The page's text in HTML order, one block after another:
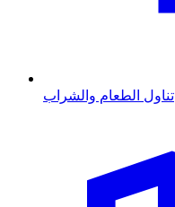
تناول الطعام والشراب